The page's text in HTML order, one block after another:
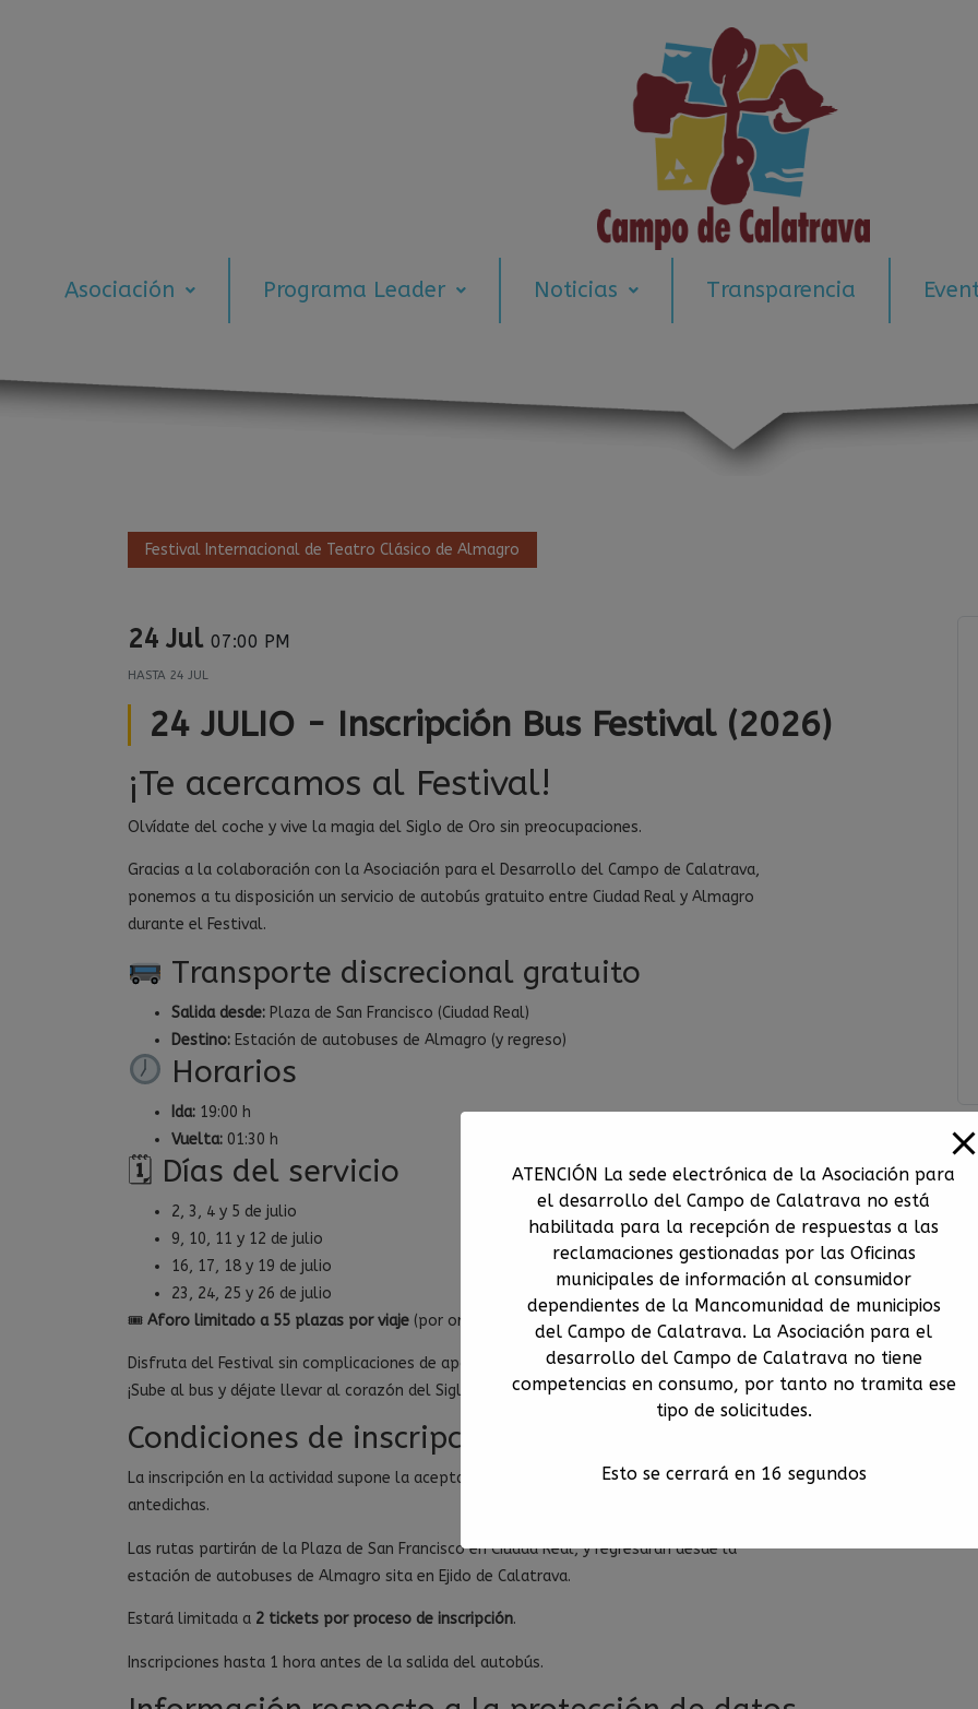
Asociación Programa Leader Noticias Transparencia
Festival Internacional de Teatro Clásico de Almagro
24 Jul 07:00 PM
HASTA 24 JUL
24 JULIO - Inscripción Bus Festival (2026)
¡Te acercamos al Festival!
Olvídate del coche y vive la magia del Siglo de Oro sin preocupaciones.
Gracias a la colaboración con la Asociación para el Desarrollo del Campo de Calatrava,
ponemos a tu disposición un servicio de autobús gratuito entre Ciudad Real y Almagro
durante el Festival.
Transporte discrecional gratuito
Salida desde: Plaza de San Francisco (Ciudad Real)
Destino: Estación de autobuses de Almagro (y regreso)
Horarios
Ida: 19:00 h
Vuelta: 01:30 h
🗓 Días del servicio
2, 3, 4 y 5 de julio
9, 10, 11 y 12 de julio
16, 17, 18 y 19 de julio
23, 24, 25 y 26 de julio
🎟 Aforo limitado a 55 plazas por viaje (por orden de inscripción).
Disfruta del Festival sin complicaciones de aparcamiento.
¡Sube al bus y déjate llevar al corazón del Siglo de Oro!
Condiciones de inscripción
La inscripción en la actividad supone la aceptación y acatamiento de las condiciones
antedichas.
Las rutas partirán de la Plaza de San Francisco en Ciudad Real, y regresarán desde la
estación de autobuses de Almagro sita en Ejido de Calatrava.
Estará limitada a 2 tickets por proceso de inscripción.
Inscripciones hasta 1 hora antes de la salida del autobús.
ATENCIÓN La sede electrónica de la Asociación para
el desarrollo del Campo de Calatrava no está
habilitada para la recepción de respuestas a las
reclamaciones gestionadas por las Oficinas
municipales de información al consumidor
dependientes de la Mancomunidad de municipios
del Campo de Calatrava. La Asociación para el
desarrollo del Campo de Calatrava no tiene
competencias en consumo, por tanto no tramita ese
tipo de solicitudes.
Esto se cerrará en 16 segundos